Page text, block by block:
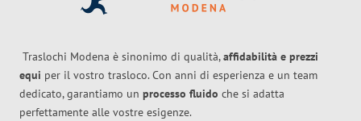
Traslochi Modena è sinonimo di qualità,affidabilità e prezzi
equi per il vostro trasloco. Con anni di esperienza e un team
dedicato, garantiamo un processo fluido che si adatta
perfettamente alle vostre esigenze.